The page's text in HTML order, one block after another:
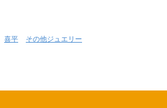
喜平 その他ジュエリー